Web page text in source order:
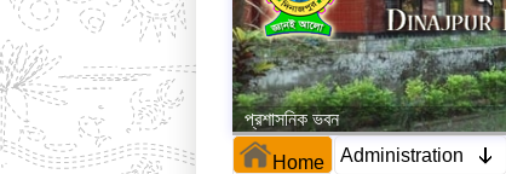
প্রশাসনিক ভবন
Home
Administration